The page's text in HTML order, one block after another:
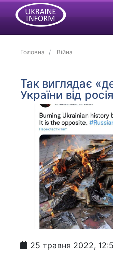
Головна Війна
Так виглядає
України від
25 травня 2022,